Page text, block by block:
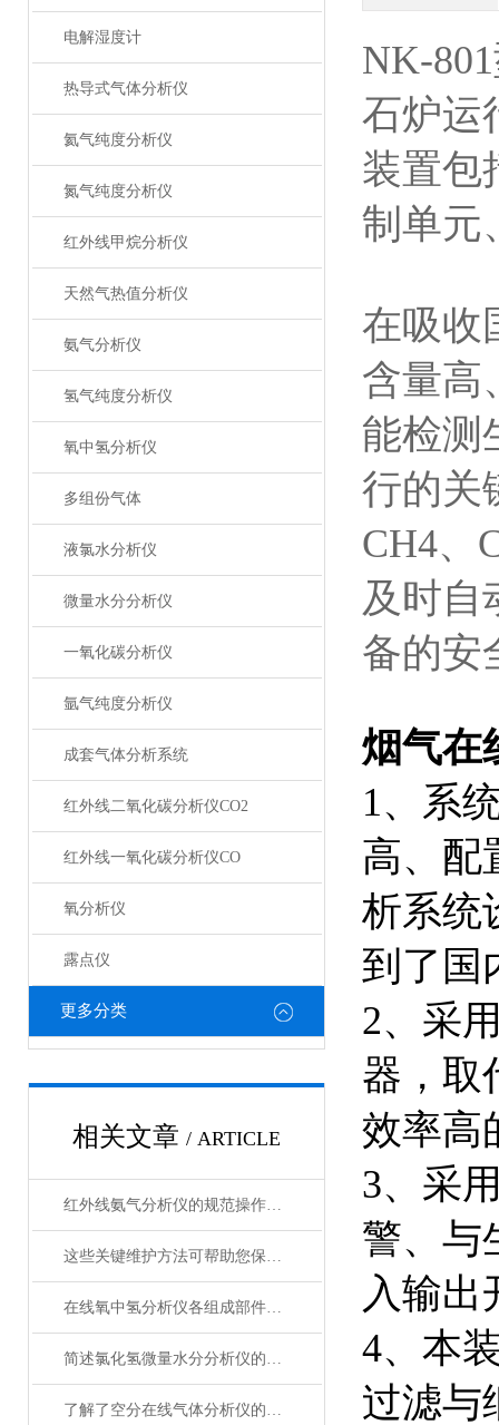
电解湿度计
热导式气体分析仪
氦气纯度分析仪
氮气纯度分析仪
红外线甲烷分析仪
天然气热值分析仪
氨气分析仪
氢气纯度分析仪
氧中氢分析仪
多组份气体
液氯水分析仪
微量水分分析仪
一氧化碳分析仪
氩气纯度分析仪
成套气体分析系统
红外线二氧化碳分析仪CO2
红外线一氧化碳分析仪CO
氧分析仪
露点仪
更多分类
相关文章 / ARTICLE
红外线氨气分析仪的规范操作方法分享
这些关键维护方法可帮助您保持智能型氢气露点仪良好状态
在线氧中氢分析仪各组成部件的功能特点分享
简述氯化氢微量水分分析仪的常见故障解决方法
了解了空分在线气体分析仪的基本元件才能更好的使用它
NK-
石炉运
装置包
制单元
在吸收
含量高
能检测
行的关
CH4、
及时自
备的安
烟气在
1、系
高、配
析系统
到了国
2、采
器，取
效率高
3、采
警、与
入输出
4、本
过滤与